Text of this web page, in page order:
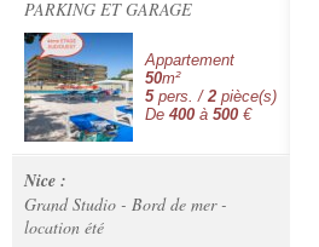
PARKING ET GARAGE
Appartement
50m²
5pers. / 2 pièce(s)
De 400 à 500 €
Nice :
Grand Studio - Bord de mer -
location été